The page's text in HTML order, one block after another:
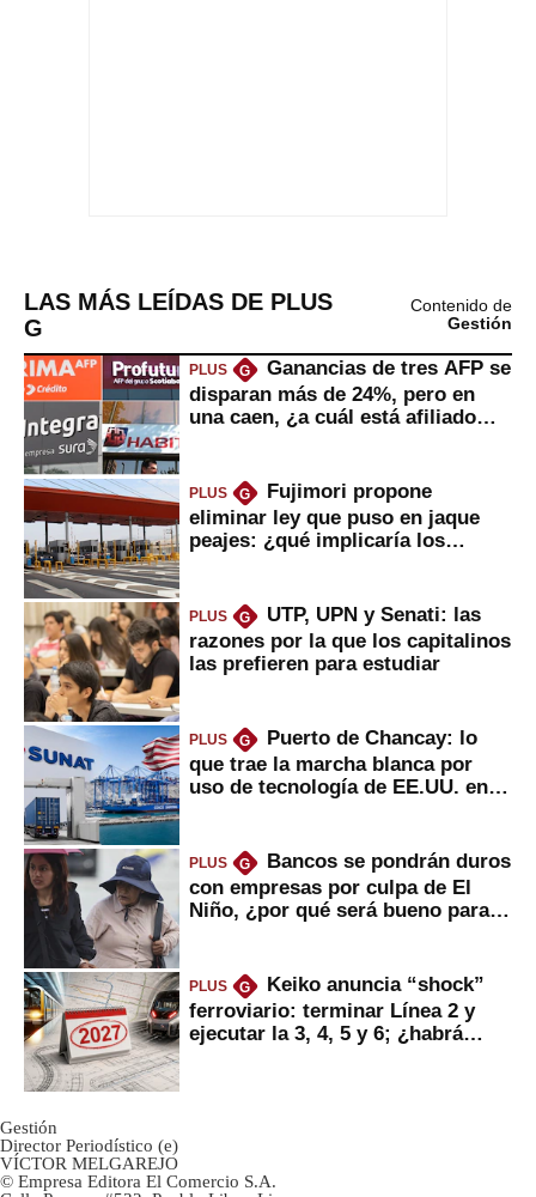
LAS MÁS LEÍDAS DE PLUS
G
Contenido de
Gestión
PLUS G
Ganancias de tres AFP se
disparan más de 24%, pero en
una caen, ¿a cuál está afiliado
PLUS G
Fujimori propone
eliminar ley que puso en jaque
peajes: ¿qué implicaría los
PLUS G
UTP, UPN y Senati: las
razones por la que los capitalinos
las prefieren para estudiar
PLUS G
Puerto de Chancay: lo
que trae la marcha blanca por
uso de tecnología de EE.UU. en
PLUS G
Bancos se pondrán duros
con empresas por culpa de El
Niño, ¿por qué será bueno para
PLUS G
Keiko anuncia “shock”
ferroviario: terminar Línea 2 y
ejecutar la 3, 4, 5 y 6; ¿habrá
Gestión
Director Periodístico (e)
VÍCTOR MELGAREJO
© Empresa Editora El Comercio S.A.